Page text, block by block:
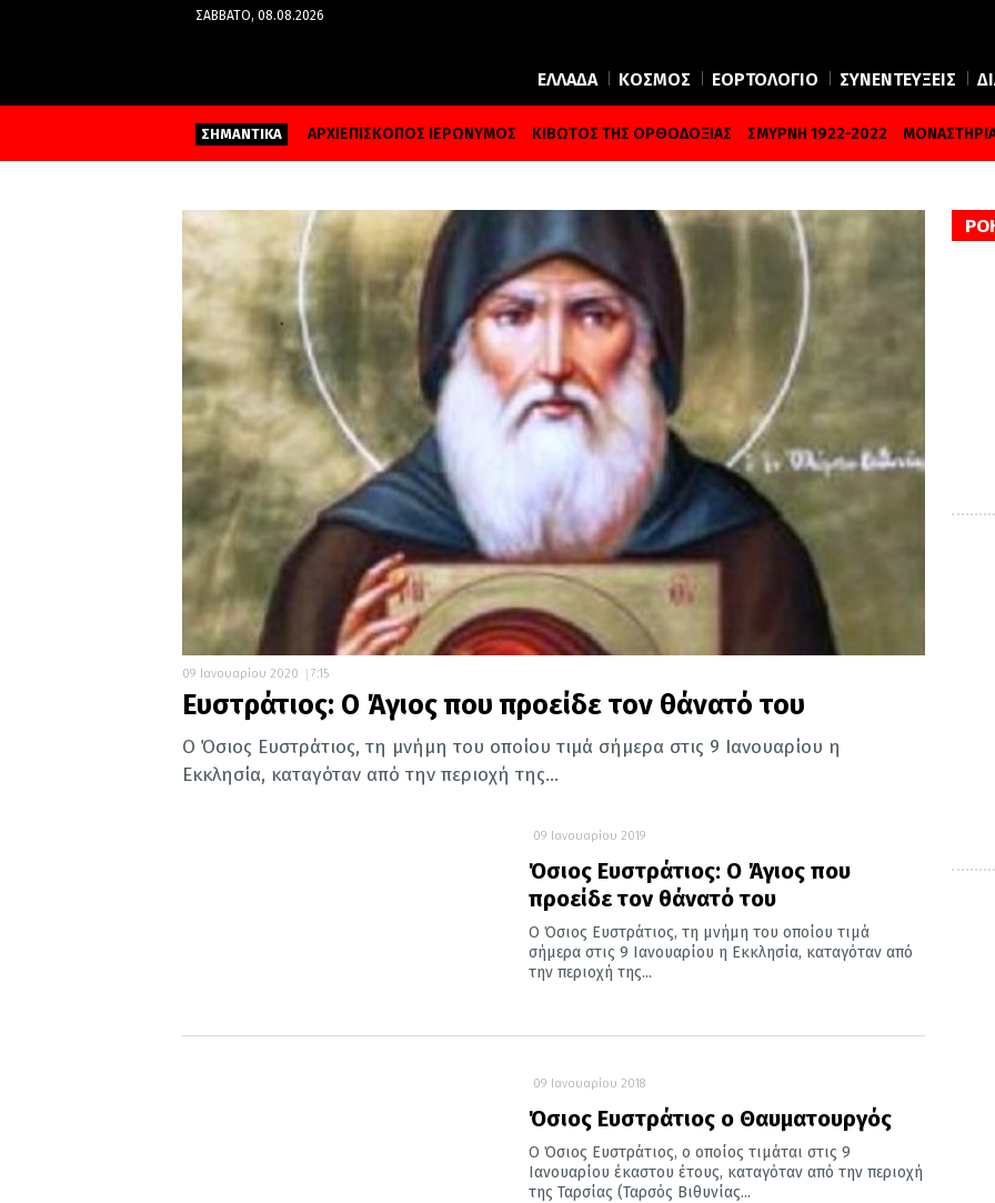
ΣΆΒΒΑΤΟ, 08.08.2026
ΕΛΛΑΔΑ ΚΟΣΜΟΣ ΕΟΡΤΟΛΟΓΙΟ ΣΥΝΕΝΤΕΥΞΕΙΣ
ΣΗΜΑΝΤΙΚΑ ΑΡΧΙΕΠΙΣΚΟΠΟΣ ΙΕΡΩΝΥΜΟΣ ΚΙΒΩΤΟΣ ΤΗΣ ΟΡΘΟΔΟΞΙΑΣ ΣΜΥΡΝΗ 1922-2022
09 Ιανουαρίου 2020 7:15
Ευστράτιος: Ο Άγιος που προείδε τον θάνατό του
Ο Όσιος Ευστράτιος, τη μνήμη του οποίου τιμά σήμερα στις 9 Ιανουαρίου η
Εκκλησία, καταγόταν από την περιοχή της...
09 Ιανουαρίου 2019
Όσιος Ευστράτιος: Ο Άγιος που
προείδε τον θάνατό του
Ο Όσιος Ευστράτιος, τη μνήμη του οποίου τιμά
σήμερα στις 9 Ιανουαρίου η Εκκλησία, καταγόταν από
την περιοχή της...
09 Ιανουαρίου 2018
Όσιος Ευστράτιος ο Θαυματουργός
Ο Όσιος Ευστράτιος, ο οποίος τιμάται στις 9
Ιανουαρίου έκαστου έτους, καταγόταν από την περιοχή
της Ταρσίας (Ταρσός Βιθυνίας...